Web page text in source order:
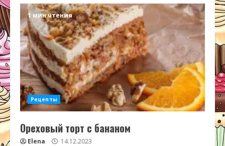
1 мин чтения
Рецепты
Ореховый торт с бананом
Elena 14.12.2023